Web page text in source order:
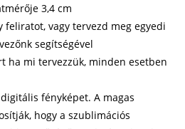
3,4 cm
feliratot, vagy tervezd meg egyedi
segítségével
ha mi tervezzük, minden esetben
fényképet. A magas
hogy a szublimációs